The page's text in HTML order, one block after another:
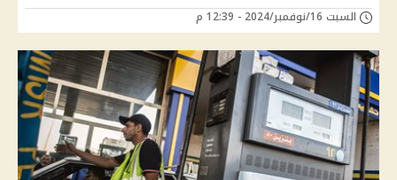
السبت 16/نوفمبر/2024 - 12:39 م